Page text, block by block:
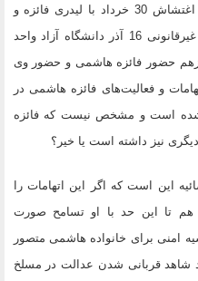
هاشمی مقابل صدا و سیما 26 خرداد، اغتشاش 30 خرداد با لیدری فائزه و
خانواده، حضور فائزه هاشمی در تجمع غیرقانونی 16 آذر دانشگاه آزاد واحد
حضور فائزه هاشمی و حضور وی
بخشی از اتهامات و فعالیت‌های فائزه هاشمی در
شده است و مشخص نیست که فائزه
نیز داشته است یا خیر؟
این است که اگر این اتهامات را
هم تا این حد با او تسامح صورت
امنی برای خانواده هاشمی متصور
شاهد قربانی شدن عدالت در مسلخ